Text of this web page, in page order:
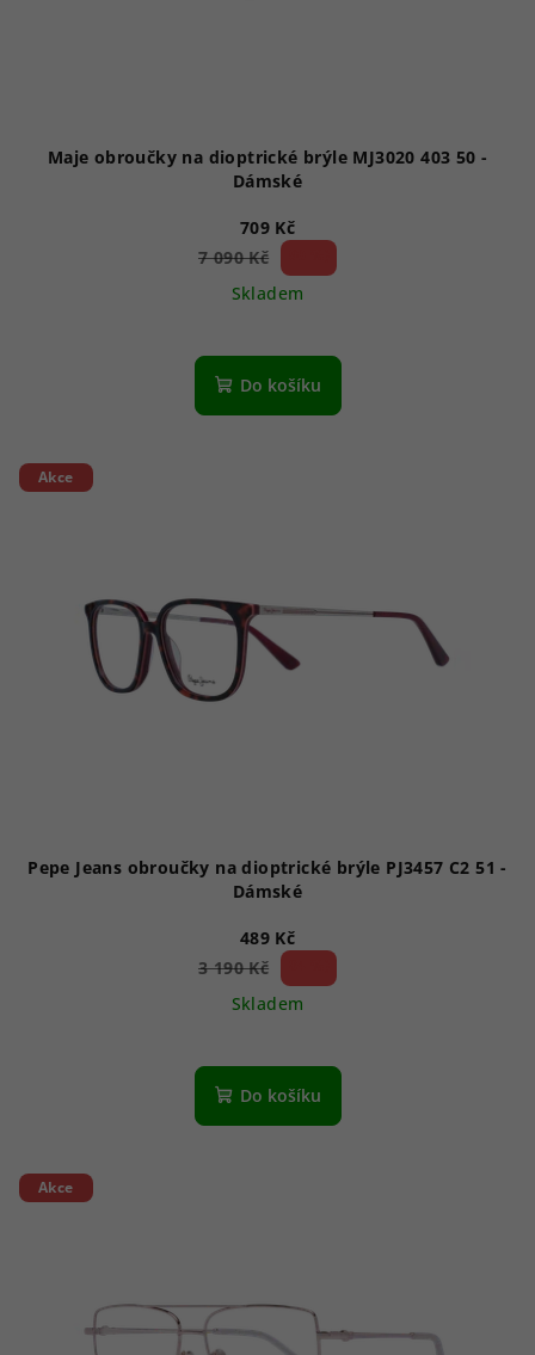
Maje obroučky na dioptrické brýle MJ3020 403 50 -
Dámské
709 Kč
7 090 Kč
Skladem
Do košíku
Akce
Pepe Jeans obroučky na dioptrické brýle PJ3457 C2 51 -
Dámské
489 Kč
3 190 Kč
Skladem
Do košíku
Akce